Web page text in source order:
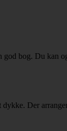
bog. Du
Der